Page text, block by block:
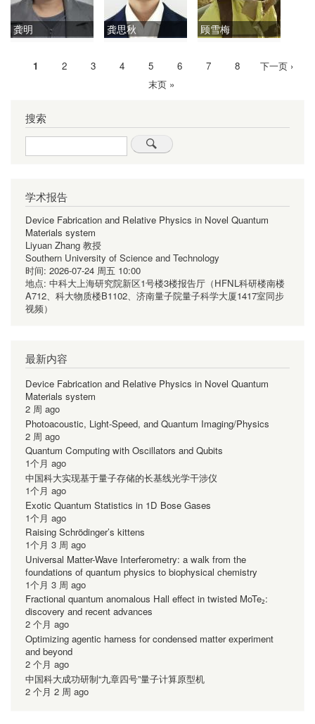
龚明 龚思秋 顾雪梅
当1 Page
2 Page
3 Page
4 Page
5 Page
6 Page
7 Page
8
下
下一页 ›
末
末页 »
搜索
Search
学术报告
Device Fabrication and Relative Physics in Novel Quantum
Materials system
Liyuan Zhang 教授
Southern University of Science and Technology
时间: 2026-07-24 周五 10:00
地点: 中科大上海研究院新区1号楼3楼报告厅（HFNL科研楼南楼
A712、科大物质楼B1102、济南量子院量子科学大厦1417室同步
视频）
最新内容
Device Fabrication and Relative Physics in Novel Quantum
Materials system
2 周 ago
Photoacoustic, Light-Speed, and Quantum Imaging/Physics
2 周 ago
Quantum Computing with Oscillators and Qubits
1个月 ago
中国科大实现基于量子存储的长基线光学干涉仪
1个月 ago
Exotic Quantum Statistics in 1D Bose Gases
1个月 ago
Raising Schrödinger’s kittens
1个月 3 周 ago
Universal Matter-Wave Interferometry: a walk from the
foundations of quantum physics to biophysical chemistry
1个月 3 周 ago
Fractional quantum anomalous Hall effect in twisted MoTe₂:
discovery and recent advances
2 个月 ago
Optimizing agentic harness for condensed matter experiment
and beyond
2 个月 ago
中国科大成功研制“九章四号”量子计算原型机
2 个月 2 周 ago